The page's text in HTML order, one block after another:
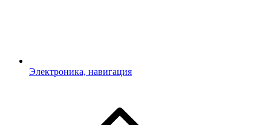
Электроника, навигация